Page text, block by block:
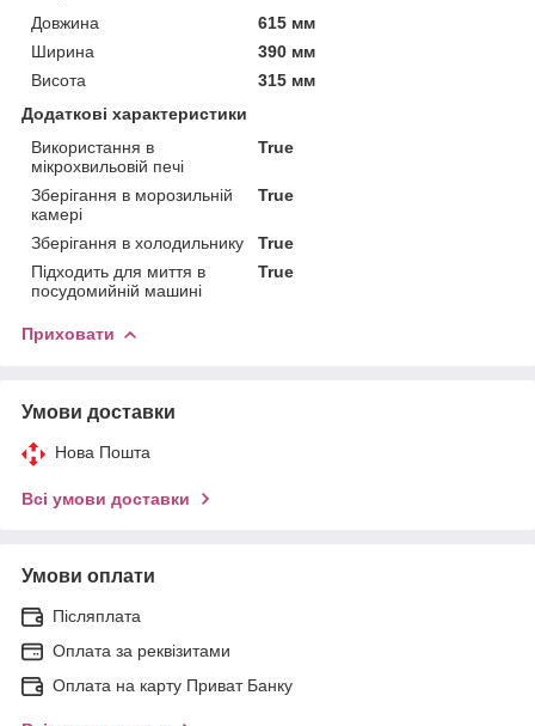
Довжина
615 мм
Ширина
390 мм
Висота
315 мм
Додаткові характеристики
Використання в
мікрохвильовій печі
True
Зберігання в морозильній
камері
True
Зберігання в холодильнику
True
Підходить для миття в
посудомийній машині
True
Приховати
Умови доставки
Нова Пошта
Всі умови доставки
Умови оплати
Післяплата
Оплата за реквізитами
Оплата на карту Приват Банку